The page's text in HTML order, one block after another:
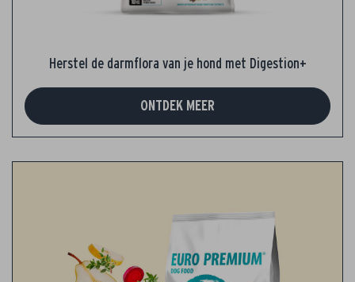
Herstel de darmflora van je hond met Digestion+
ONTDEK MEER